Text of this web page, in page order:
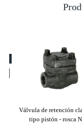
Válvula de retención
tipo pistón - rosca